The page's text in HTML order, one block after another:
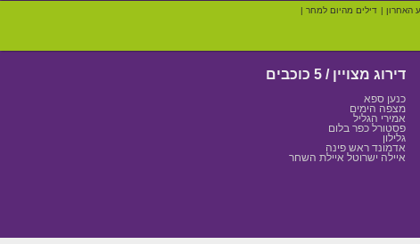
האחרון | דילים מהיום למחר |
דירוג מצויין / 5 כוכבים
כנען ספא
מצפה הימים
אמירי הגליל
פסטורל כפר בלום
גלילון
אדמונד ראש פינה
איילה ישרוטל איילת השחר